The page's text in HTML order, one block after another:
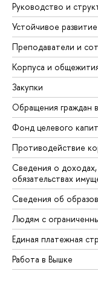
Руководство и
Устойчивое
Преподаватели и
Корпуса и
Закупки
Обращения
Фонд целевого
Противодействие
Сведения о
обязательствах
Сведения об
Людям с
Единая платежная
Работа в Вышке